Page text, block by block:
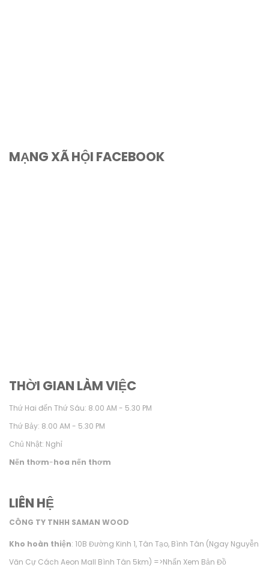
MẠNG XÃ HỘI FACEBOOK
THỜI GIAN LÀM VIỆC
Thứ Hai đến Thứ Sáu: 8.00 AM - 5.30 PM
Thứ Bảy: 8.00 AM - 5.30 PM
Chủ Nhật: Nghỉ
Nến thơm-hoa nến thơm
LIÊN HỆ
CÔNG TY TNHH SAMAN WOOD
Kho hoàn thiện: 10B Đường Kinh 1, Tân Tạo, Bình Tân (Ngay Nguyễn
Văn Cự Cách Aeon Mall Bình Tân 5km) =>Nhấn Xem Bản Đồ